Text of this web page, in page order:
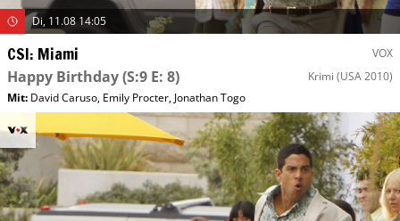
Di, 11.08 14:05
CSI: Miami VOX
Happy Birthday(S:9 E: 8) Krimi (USA 2010)
Mit: David Caruso, Emily Procter, Jonathan Togo